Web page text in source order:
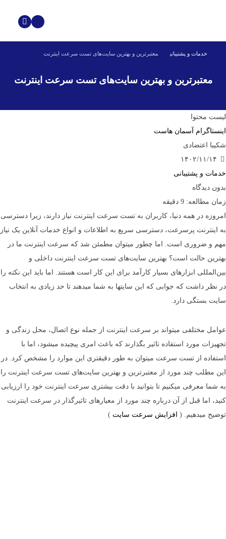
خدمات و پشتیبانی معتبرترین و بهترین سایت‌های تست سرعت اینترنت
معتبرترین و بهترین سایت‌های تست سرعت اینترنت
لیست محتوا
اینستاگرام آسمان هاست
شکیبا اعتضادی
۱۴۰۲/۱۱/۱۴
خدمات و پشتیبانی
بدون دیدگاه
زمان مطالعه: 9 دقیقه
امروزه در همه دنیا، کاربران به تست سرعت اینترنت نیاز دارند، زیرا دسترسی
به اینترنت پرسرعت، دسترسی سریع به اطلاعات و انواع خدمات آنلاین یک نیاز
مهم و ضروری است. اما چطور می­توان مطمئن شد که سرعت اینترنت ما در
بهترین حالت است؟ بهترین سایت‌های تست سرعت اینترنت داخلی و
بین‌المللی ابزارهای بسیار کارآمد برای این کار است هستند. اما باید این نکته را
در نظر داشت که جوابی که این سایت­ها به شما می­دهند تا حد زیادی به انتخاب
سایت بستگی دارد.
عوامل مختلفی می­تواند بر سرعت اینترنت از جمله نوع اتصال، محل زندگی و
تجهیزات مورد استفاده تاثیر بگذارند که باعث امری پیچیده می­شود، اما با
استفاده از تست سرعت می­توان به طور دقیق­تری این موارد را مشخص کرد. در
این مطلب چند مورد از معتبرترین و بهترین سایت­‌های تست سرعت اینترنت را
به شما معرفی می­کنیم تا بتوانید با دقت بیشتری سرعت اینترنت خود را ارزیابی
کنید، اما قبل از آن درباره چند مورد از معیارهای تاثیرگذار در سرعت اینترنت
توضیح می­دهیم. ( افزایش سرعت سایت )